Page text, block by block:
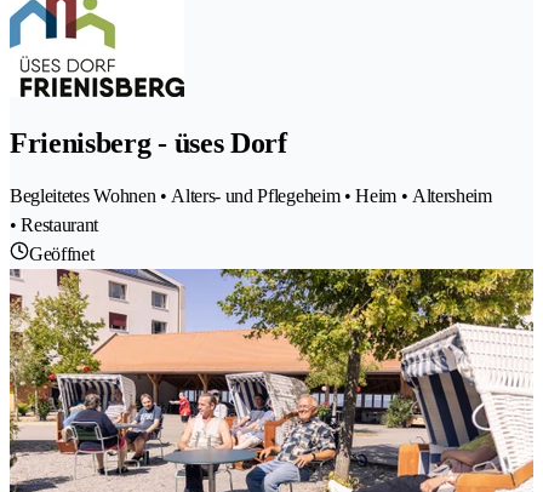
Frienisberg - üses Dorf
Begleitetes Wohnen • Alters- und Pflegeheim • Heim • Altersheim
• Restaurant
Geöffnet